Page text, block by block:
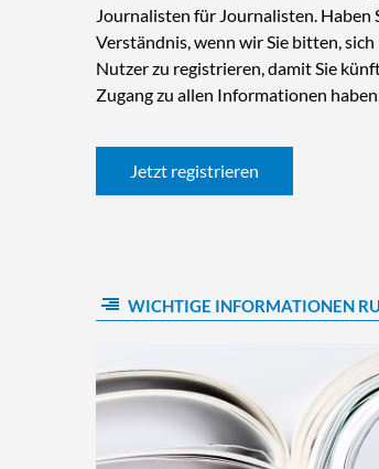
Journalisten für Journalisten. Haben
Verständnis, wenn wir Sie bitten,
Nutzer zu registrieren, damit Sie
Zugang zu allen Informationen
Jetzt registrieren
WICHTIGE INFORMATIONEN